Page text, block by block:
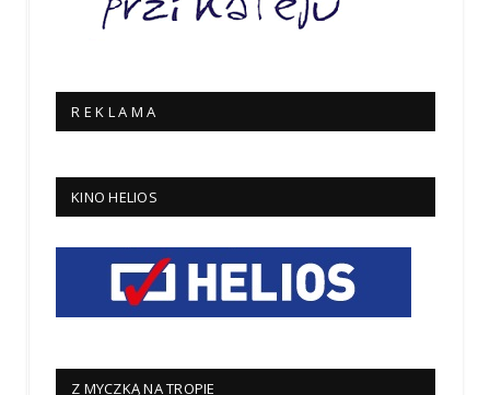
R E K L A M A
KINO HELIOS
Z MYCZKĄ NA TROPIE